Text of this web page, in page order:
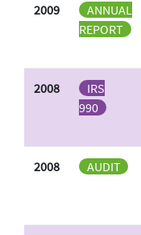
2009
ANNUAL
REPORT
2008
IRS
990
2008 AUDIT